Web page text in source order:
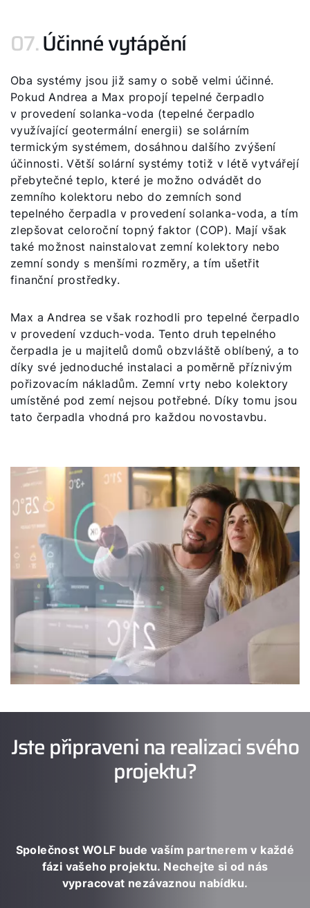
07.Účinné vytápění
Oba systémy jsou již samy o sobě velmi účinné.
Pokud Andrea a Max propojí tepelné čerpadlo
v provedení solanka-voda (tepelné čerpadlo
využívající geotermální energii) se solárním
termickým systémem, dosáhnou dalšího zvýšení
účinnosti. Větší solární systémy totiž v létě vytvářejí
přebytečné teplo, které je možno odvádět do
zemního kolektoru nebo do zemních sond
tepelného čerpadla v provedení solanka-voda, a tím
zlepšovat celoroční topný faktor (COP). Mají však
také možnost nainstalovat zemní kolektory nebo
zemní sondy s menšími rozměry, a tím ušetřit
finanční prostředky.
Max a Andrea se však rozhodli pro tepelné čerpadlo
v provedení vzduch-voda. Tento druh tepelného
čerpadla je u majitelů domů obzvláště oblíbený, a to
díky své jednoduché instalaci a poměrně příznivým
pořizovacím nákladům. Zemní vrty nebo kolektory
umístěné pod zemí nejsou potřebné. Díky tomu jsou
tato čerpadla vhodná pro každou novostavbu.
Jste připraveni na realizaci svého
projektu?
Společnost WOLF bude vaším partnerem v každé
fázi vašeho projektu. Nechejte si od nás
vypracovat nezávaznou nabídku.